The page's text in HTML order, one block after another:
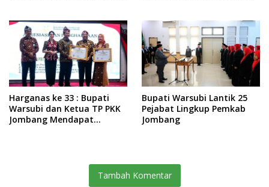
Harganas ke 33 : Bupati
Warsubi dan Ketua TP PKK
Jombang Mendapat
Bupati Warsubi Lantik 25
Pejabat Lingkup Pemkab
Jombang
Tambah Komentar